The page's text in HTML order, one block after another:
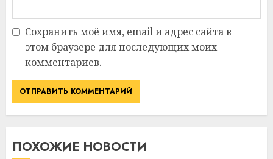
Сохранить моё имя, email и адрес сайта в
этом браузере для последующих моих
комментариев.
ПОХОЖИЕ НОВОСТИ